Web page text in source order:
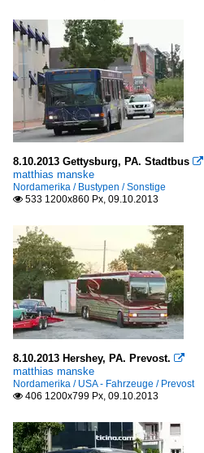
8.10.2013 Gettysburg, PA. Stadtbus 
matthias manske
Nordamerika / Bustypen / Sonstige
 533 1200x860 Px, 09.10.2013
8.10.2013 Hershey, PA. Prevost. 
matthias manske
Nordamerika / USA - Fahrzeuge / Prevost
 406 1200x799 Px, 09.10.2013